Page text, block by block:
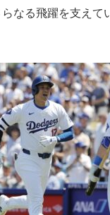
なる飛躍を支えて